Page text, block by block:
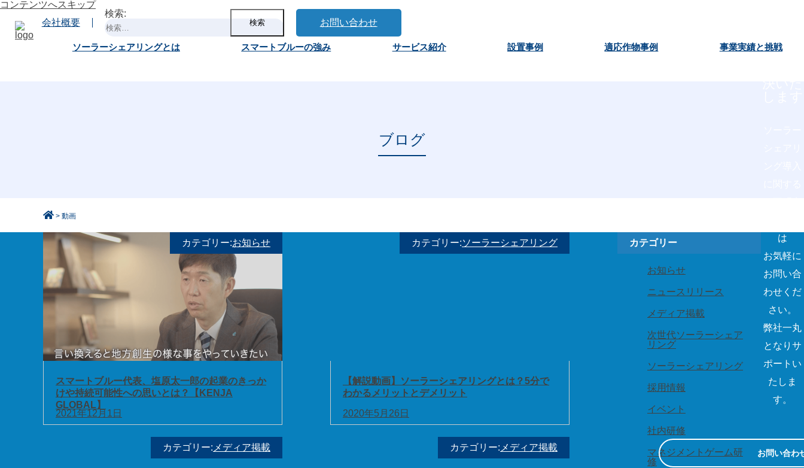
コンテンツへスキップ
会社概要
検索:
お問い合わせ
ソーラーシェアリングとは スマートブルーの強み サービス紹介 設置事例 適応作物事例 事業実績と挑戦
ブログ
> 動画
カテゴリー:お知らせ
スマートブルー代表、塩原太一郎の起業のきっか
けや持続可能性への思いとは？【KENJA
GLOBAL】
2021年12月1日
カテゴリー:ソーラーシェアリング
【解説動画】ソーラーシェアリングとは？5分で
わかるメリットとデメリット
2020年5月26日
カテゴリー: メディア掲載 カテゴリー: メディア掲載
カテゴリー
お知らせ
ニュースリリース
メディア掲載
次世代ソーラーシェア
リング
ソーラーシェアリング
採用情報
イベント
社内研修
マネジメントゲーム研
修
いての
は
お気軽に
お問い合
わせくだ
さい。
弊社一丸
となりサ
ポートい
たしま
す。
お問い合わ